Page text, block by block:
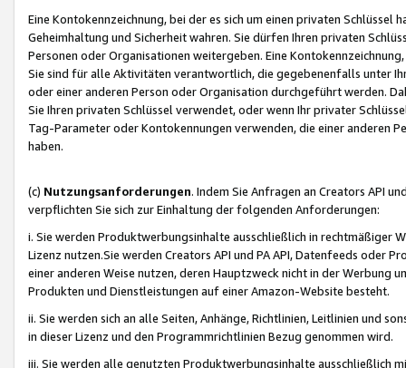
Eine Kontokennzeichnung, bei der es sich um einen privaten
Geheimhaltung und Sicherheit wahren. Sie dürfen Ihren privaten
Personen oder Organisationen weitergeben. Eine
Sie sind für alle Aktivitäten verantwortlich, die gegebenenfalls unter
oder einer anderen Person oder Organisation durchgeführt werden.
Sie Ihren privaten Schlüssel verwendet, oder wenn Ihr privater
Tag-Parameter oder Kontokennungen verwenden, die einer anderen
haben.
(c) Nutzungsanforderungen. Indem Sie Anfragen an Creators API
verpflichten Sie sich zur Einhaltung der folgenden Anforderungen:
i. Sie werden Produktwerbungsinhalte ausschließlich in rechtmäßiger
Lizenz nutzen.Sie werden Creators API und PA API, Datenfeeds oder
einer anderen Weise nutzen, deren Hauptzweck nicht in der Werbung
Produkten und Dienstleistungen auf einer Amazon-Website besteht.
ii. Sie werden sich an alle Seiten, Anhänge, Richtlinien, Leitlinien und
in dieser Lizenz und den Programmrichtlinien Bezug genommen wird.
iii. Sie werden alle genutzten Produktwerbungsinhalte ausschließlich